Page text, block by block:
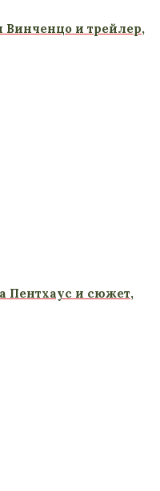
Винченцо и трейлер,
Пентхаус и сюжет,